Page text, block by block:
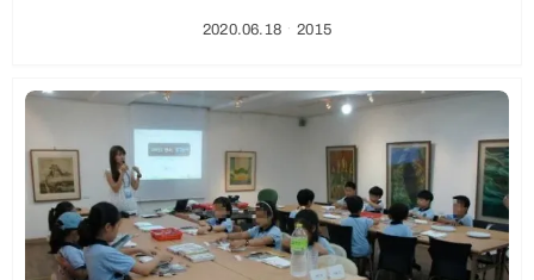
2020.06.18ㆍ2015